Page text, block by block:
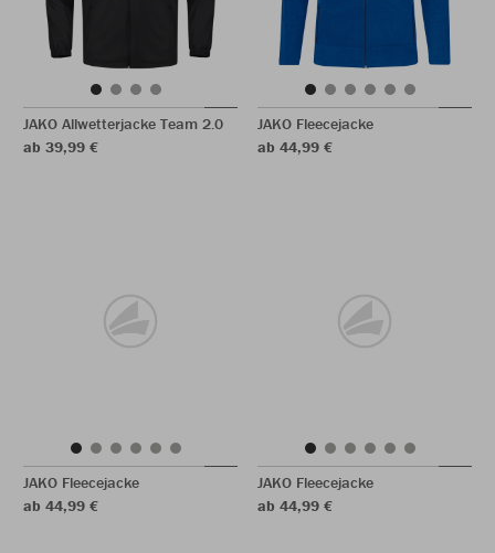
JAKO Allwetterjacke Team 2.0
ab 39,99 €
JAKO Fleecejacke
ab 44,99 €
JAKO Fleecejacke
ab 44,99 €
JAKO Fleecejacke
ab 44,99 €